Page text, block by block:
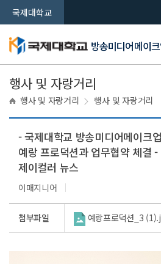
국제대학교
방송미디어메이
행사 및 자랑거리 행사 및 자랑거리
행사 및 자랑거리
- 국제대학교 방송미디어메이크
예랑 프로덕션과 업무협약 체결
제이컬러 뉴스
이매지니어
첨부파일 예랑프로덕션_3